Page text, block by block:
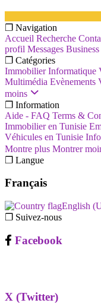
❐ Navigation
Accueil Recherche
profil Messages
❐ Catégories
Immobilier Informatique
Multimédia Evènements
moins
❐ Information
Aide - FAQ Terms &
Immobilier en Tunisie
Véhicules en Tunisie
Montre plus Montrer
❐ Langue
Français
English
❐ Suivez-nous
Facebook
X (Twitter)